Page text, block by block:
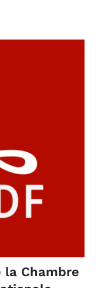
la Chambre